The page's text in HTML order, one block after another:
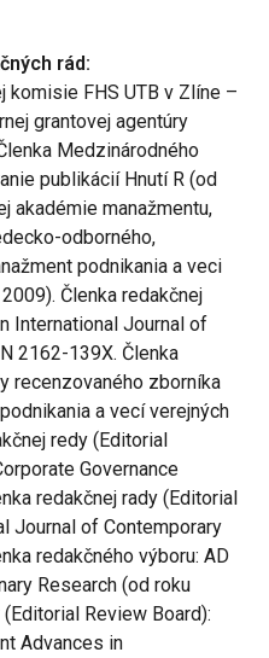
rád:
komisie FHS UTB v Zlíne –
grantovej agentúry
Medzinárodného
publikácií Hnutí R (od
akadémie manažmentu,
odborného,
podnikania a veci
Členka redakčnej
International Journal of
2162-139X. Členka
recenzovaného zborníka
a vecí verejných
redy (Editorial
Governance
redakčnej rady (Editorial
Journal of Contemporary
redakčného výboru: AD
Research (od roku
Review Board):
Advances in